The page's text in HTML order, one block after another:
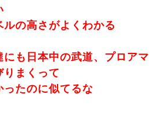
の高さがよくわかる
も日本中の武道、プロアマ
りまくって
たのに似てるな